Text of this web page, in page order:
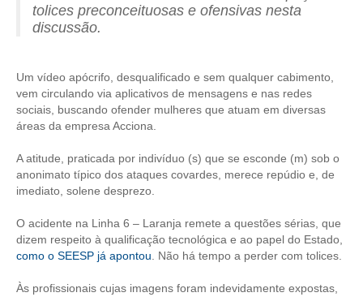
HISTÓRICO E ATUAÇÃO
CONSELHOS ASSESSORES
PERSONALIDADES DA TECNOLOGIA
TRANSPARÊNCIA
CONSULTORIA
tolices preconceituosas e ofensivas nesta
discussão.
Um vídeo apócrifo, desqualificado e sem qualquer cabimento,
vem circulando via aplicativos de mensagens e nas redes
sociais, buscando ofender mulheres que atuam em diversas
áreas da empresa Acciona.
A atitude, praticada por indivíduo (s) que se esconde (m) sob o
anonimato típico dos ataques covardes, merece repúdio e, de
imediato, solene desprezo.
O acidente na Linha 6 – Laranja remete a questões sérias, que
dizem respeito à qualificação tecnológica e ao papel do Estado,
como o SEESP já apontou. Não há tempo a perder com tolices.
Às profissionais cujas imagens foram indevidamente expostas,